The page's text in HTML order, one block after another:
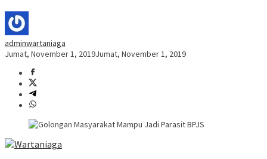
adminwartaniaga
Jumat, November 1, 2019Jumat, November 1, 2019